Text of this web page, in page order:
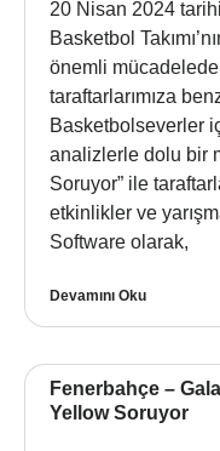
20 Nisan 2024
Basketbol
önemli
taraftarlarımıza
Basketbolseverler
analizlerle dolu bir
Soruyor” ile
etkinlikler ve
Software olarak,
Devamını Oku
Fenerbahçe –
Yellow Soruyor